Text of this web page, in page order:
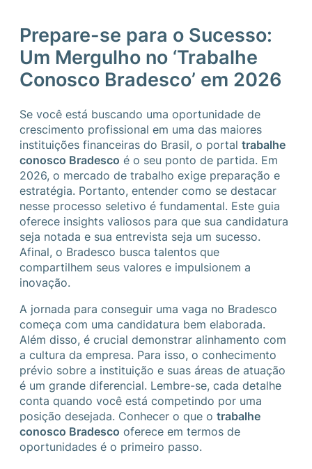
Prepare-se para o Sucesso:
Um Mergulho no ‘Trabalhe
Conosco Bradesco’ em 2026
Se você está buscando uma oportunidade de
crescimento profissional em uma das maiores
instituições financeiras do Brasil, o portal trabalhe
conosco Bradesco é o seu ponto de partida. Em
2026, o mercado de trabalho exige preparação e
estratégia. Portanto, entender como se destacar
nesse processo seletivo é fundamental. Este guia
oferece insights valiosos para que sua candidatura
seja notada e sua entrevista seja um sucesso.
Afinal, o Bradesco busca talentos que
compartilhem seus valores e impulsionem a
inovação.
A jornada para conseguir uma vaga no Bradesco
começa com uma candidatura bem elaborada.
Além disso, é crucial demonstrar alinhamento com
a cultura da empresa. Para isso, o conhecimento
prévio sobre a instituição e suas áreas de atuação
é um grande diferencial. Lembre-se, cada detalhe
conta quando você está competindo por uma
posição desejada. Conhecer o que o trabalhe
conosco Bradesco oferece em termos de
oportunidades é o primeiro passo.